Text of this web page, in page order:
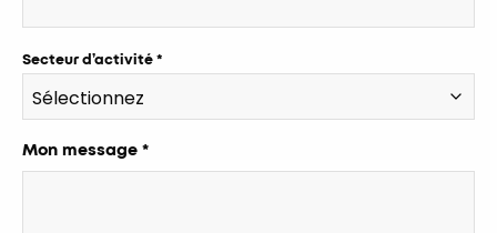
Secteur d’activité
Mon message *